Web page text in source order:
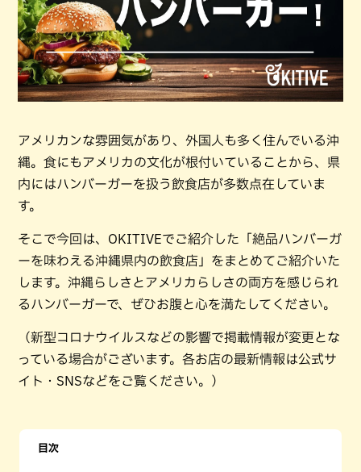
アメリカンな雰囲気があり、外国人も多く住んでいる沖
縄。食にもアメリカの文化が根付いていることから、県
内にはハンバーガーを扱う飲食店が多数点在していま
す。
そこで今回は、OKITIVEでご紹介した「絶品ハンバーガ
ーを味わえる沖縄県内の飲食店」をまとめてご紹介いた
します。沖縄らしさとアメリカらしさの両方を感じられ
るハンバーガーで、ぜひお腹と心を満たしてください。
（新型コロナウイルスなどの影響で掲載情報が変更とな
っている場合がございます。各お店の最新情報は公式サ
イト・SNSなどをご覧ください。）
目次